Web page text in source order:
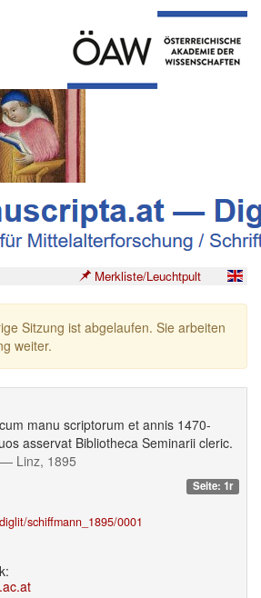
Merkliste/Leuchtpult
Sitzung ist abgelaufen. Sie arbeiten
weiter.
manu scriptorum et annis 1470-
asservat Bibliotheca Seminarii cleric.
— Linz, 1895
Seite: 1r
schiffmann_1895/0001